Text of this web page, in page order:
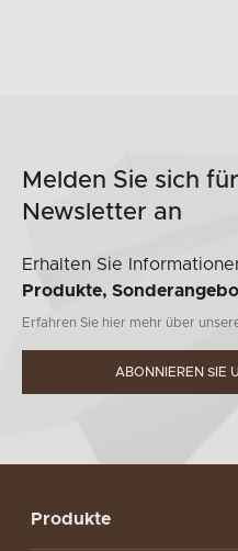
Melden Sie sich
Newsletter an
Erhalten Sie
Produkte,
Erfahren Sie hier mehr über
ABONNIEREN SIE
Produkte